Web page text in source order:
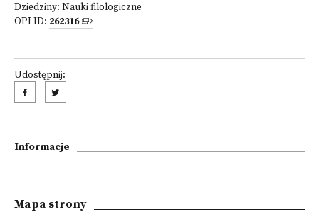
Dziedziny: Nauki filologiczne
OPI ID: 262316
Udostępnij:
Informacje
Mapa strony